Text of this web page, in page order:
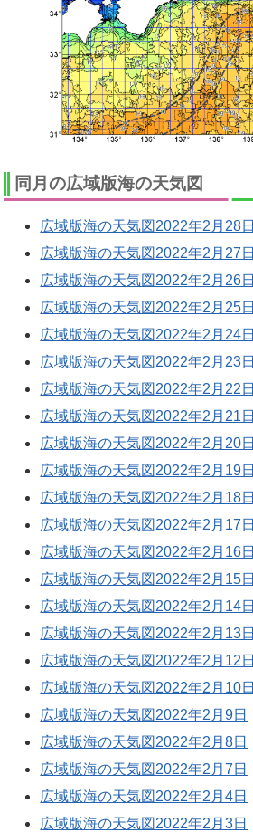
同月の広域版海の天気図
広域版海の天気図2022年2月28日
広域版海の天気図2022年2月27日
広域版海の天気図2022年2月26日
広域版海の天気図2022年2月25日
広域版海の天気図2022年2月24日
広域版海の天気図2022年2月23日
広域版海の天気図2022年2月22日
広域版海の天気図2022年2月21日
広域版海の天気図2022年2月20日
広域版海の天気図2022年2月19日
広域版海の天気図2022年2月18日
広域版海の天気図2022年2月17日
広域版海の天気図2022年2月16日
広域版海の天気図2022年2月15日
広域版海の天気図2022年2月14日
広域版海の天気図2022年2月13日
広域版海の天気図2022年2月12日
広域版海の天気図2022年2月10日
広域版海の天気図2022年2月9日
広域版海の天気図2022年2月8日
広域版海の天気図2022年2月7日
広域版海の天気図2022年2月4日
広域版海の天気図2022年2月3日